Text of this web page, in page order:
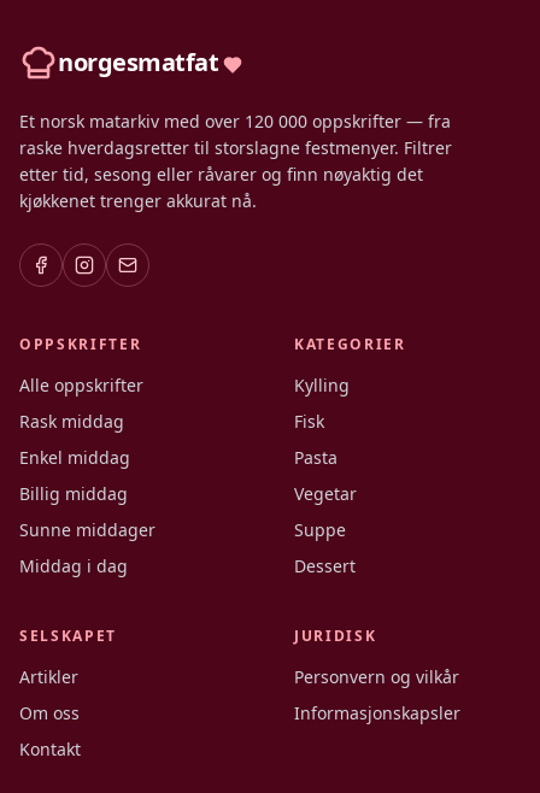
norgesmatfat
Et norsk matarkiv med over 120 000 oppskrifter — fra
raske hverdagsretter til storslagne festmenyer. Filtrer
etter tid, sesong eller råvarer og finn nøyaktig det
kjøkkenet trenger akkurat nå.
OPPSKRIFTER
Alle oppskrifter
Rask middag
Enkel middag
Billig middag
Sunne middager
Middag i dag
KATEGORIER
Kylling
Fisk
Pasta
Vegetar
Suppe
Dessert
SELSKAPET
Artikler
Om oss
Kontakt
JURIDISK
Personvern og vilkår
Informasjonskapsler